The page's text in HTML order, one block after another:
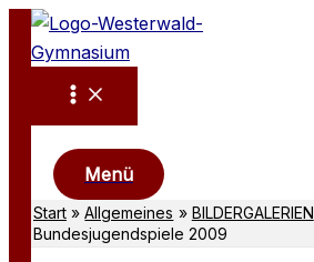
Zum
Inhalt
springen
Menü
Start Allgemeines BILDERGALERIEN
Bundesjugendspiele 2009